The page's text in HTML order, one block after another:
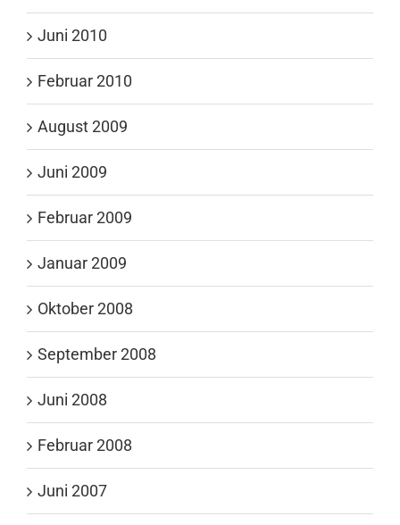
Juni 2010
Februar 2010
August 2009
Juni 2009
Februar 2009
Januar 2009
Oktober 2008
September 2008
Juni 2008
Februar 2008
Juni 2007